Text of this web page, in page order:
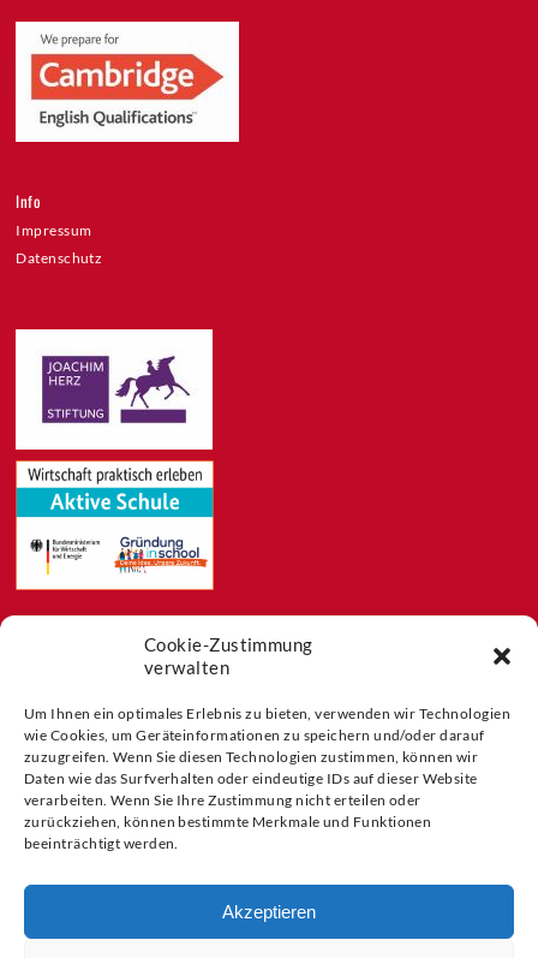
Cookie-Zustimmung
verwalten
Um Ihnen ein optimales Erlebnis zu bieten, verwenden wir Technologien
wie Cookies, um Geräteinformationen zu speichern und/oder darauf
zuzugreifen. Wenn Sie diesen Technologien zustimmen, können wir
Daten wie das Surfverhalten oder eindeutige IDs auf dieser Website
verarbeiten. Wenn Sie Ihre Zustimmung nicht erteilen oder
zurückziehen, können bestimmte Merkmale und Funktionen
beeinträchtigt werden.
Akzeptieren
Info
Impressum
Datenschutz
Blog
Buchtipps
Partner der